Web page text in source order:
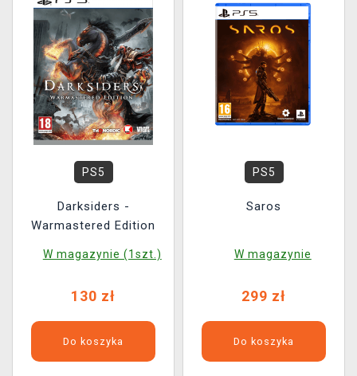
PS5
Darksiders -
Warmastered Edition
W magazynie (1szt.)
130 zł
Do koszyka
PS5
Saros
W magazynie
299 zł
Do koszyka